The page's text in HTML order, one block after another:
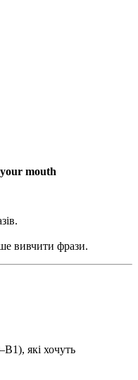
mouth
вивчити фрази.
які хочуть